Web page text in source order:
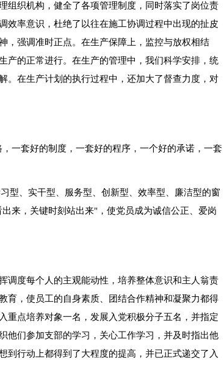
组织机构，健全了各项管理制度，同时落实了岗位责
效率意识，杜绝了以往在施工协调过程中出现的扯皮
，强调准时正点。在生产保障上，监控与放权相结
产的正常进行。在生产的管理中，我们科学安排，统
。在生产计划的执行过程中，还加大了督查力度，对
一套好的制度，一套好的程序，一个好的承诺，一套
型、实干型、服务型、创新型、效率型、廉洁型的窗
来，关键时刻站出来"，使党员成为诚信公正、爱岗
调度每个人的主观能动性，培养整体意识和主人翁责
育，使员工的自身素质、团结合作精神和凝聚力都得
重点培养对象一名，发展入党积极分子五名，并指定
他们参加支部的学习，关心工作学习，并及时指出他
到行动上都得到了大程度的提高，并已正式递交了入